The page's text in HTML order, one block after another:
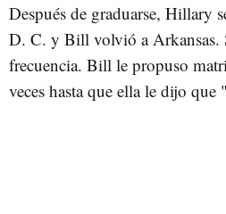
Después de graduarse, Hillary
D. C. y Bill volvió a Arkansas.
frecuencia. Bill le propuso
veces hasta que ella le dijo que